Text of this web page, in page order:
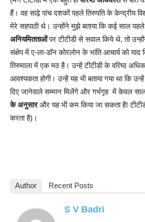
हैं। वह साढ़े पांच दशकों पहले तिरुपति के केन्द्रीय
मेरे सहपाठी थे। उन्होंने मुझे बताया कि कई साल
अनियमितताओंपर टीटीडी से सवाल किये थे, तो
संक्षेप में ए-ला-डॉन कोरलोन के भांति आचार्य को याद
तिरुमाला में एक मठ है। उन्हें टीटीडी के वरिष्ठ
आवश्यकता होगी। उन्हें यह भी बताया गया था कि उन्हें
दिए जानेवाले सम्मान मिलेंगे और गर्भगृह में केवल
के अनुसारऔर यह भी कम किया जा सकता है!
करता है)।
Author Recent Posts
S V Badri